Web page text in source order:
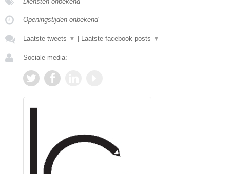
Openingstijden onbekend
Laatste tweets ▼ Laatste facebook posts ▼
Sociale media: